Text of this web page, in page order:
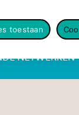
NETWERKEN
toestaan